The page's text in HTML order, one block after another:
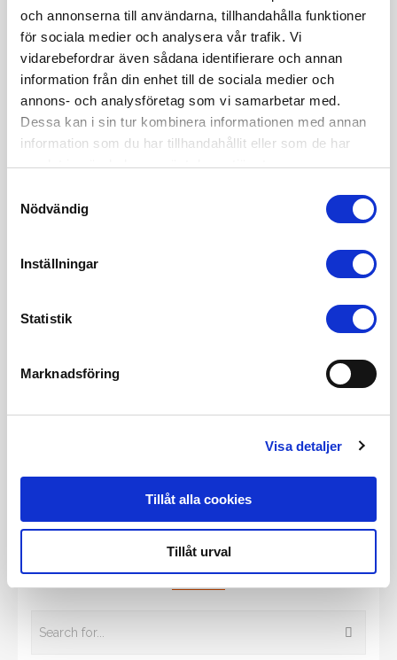
och annonserna till användarna, tillhandahålla funktioner
för sociala medier och analysera vår trafik. Vi
vidarebefordrar även sådana identifierare och annan
information från din enhet till de sociala medier och
annons- och analysföretag som vi samarbetar med.
Dessa kan i sin tur kombinera informationen med annan
information som du har tillhandahållit eller som de har
samlat in när du har använt deras tjänster.
Nödvändig
Inställningar
Statistik
Marknadsföring
Visa detaljer
Tillåt alla cookies
Tillåt urval
Hej!
Mitt namn är Sofia Edvardsen och jag är grundare av
juristbyrån Sharp Cookie Advisors och är en vass
affärsjurist inom internetjuridik & startupjuridik. Vill du också
anlita mig och mitt team? Du når oss på 08 - 12 44 33 50
Affärs-, tech- och internetjuridik
Tidigare inlägg
Alla tidigare inlägg
Sök bland våra tidigare inlägg